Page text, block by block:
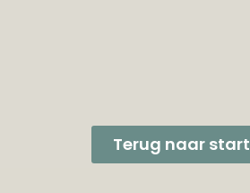
Terug naar start